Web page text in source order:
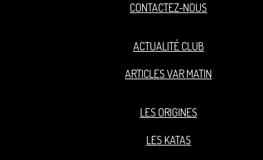
CONTACTEZ-NOUS
ACTUALITÉ CLUB
ARTICLES VAR MATIN
LES ORIGINES
LES KATAS